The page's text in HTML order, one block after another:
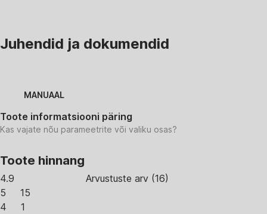
Juhendid ja dokumendid
MANUAAL
Toote informatsiooni päring
Kas vajate nõu parameetrite või valiku osas?
Toote hinnang
4.9 Arvustuste arv (16)
5
15
4
1